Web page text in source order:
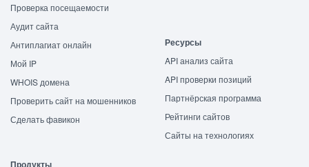
Проверка посещаемости
Аудит сайта
Антиплагиат онлайн
Мой IP
WHOIS домена
Проверить сайт на мошенников
Сделать фавикон
Ресурсы
API анализ сайта
API проверки позиций
Партнёрская программа
Рейтинги сайтов
Сайты на технологиях
Продукты